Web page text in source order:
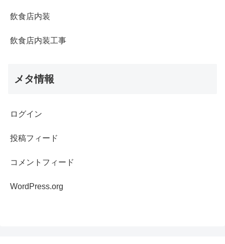
飲食店内装
飲食店内装工事
メタ情報
ログイン
投稿フィード
コメントフィード
WordPress.org